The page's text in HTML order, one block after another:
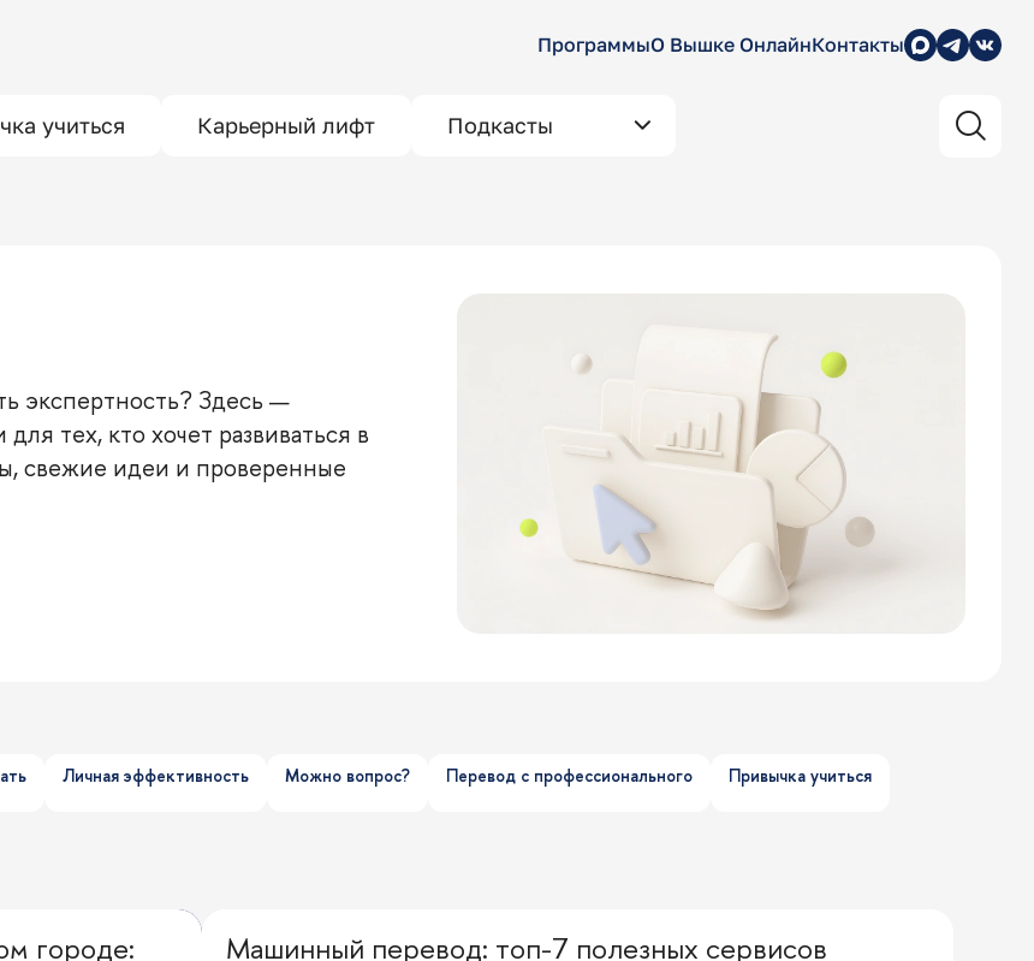
ПрограммыО Вышке ОнлайнКонтакты
учиться Карьерный лифт Подкасты
экспертность? Здесь —
тех, кто хочет развиваться в
свежие идеи и проверенные
Личная эффективность Можно вопрос? Перевод с профессионального Привычка учиться
городе: Выбор редакции
Машинный перевод: топ-7 полезных сервисов